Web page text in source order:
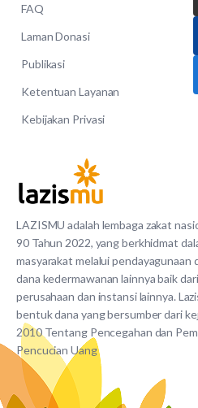
LAZISMU adalah lembaga zakat
90 Tahun 2022, yang berkhidmat
masyarakat melalui pendayagunaan
dana kedermawanan lainnya baik
perusahaan dan instansi lainnya.
bentuk dana yang bersumber dari
2010 Tentang Pencegahan dan
Pencucian Uang
FAQ
Laman Donasi
Publikasi
Ketentuan Layanan
Kebijakan Privasi